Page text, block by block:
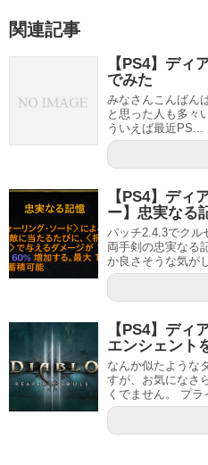
関連記事
【PS4】ディ
でみた
みなさんこんばん
と思った人も多々
ういえば最近PS...
【PS4】ディ
ー】忠実なる
パッチ2.4.3でクル
両手剣の忠実なる
か良さそうな気が
【PS4】ディ
エンシェント
なんか似たような
すが、お気になさ
くでません。 プ